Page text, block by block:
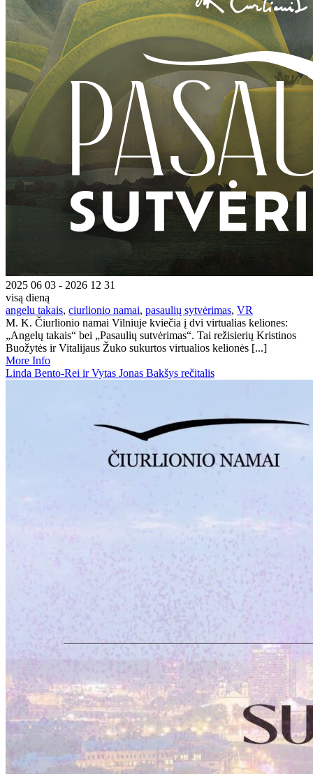
2025 06 03 - 2026 12 31
visą dieną
angelu takais, ciurlionio namai, pasaulių sytvėrimas, VR
M. K. Čiurlionio namai Vilniuje kviečia į dvi virtualias keliones:
„Angelų takais“ bei „Pasaulių sutvėrimas“. Tai režisierių Kristinos
Buožytės ir Vitalijaus Žuko sukurtos virtualios kelionės [...]
More Info
Linda Bento-Rei ir Vytas Jonas Bakšys rečitalis